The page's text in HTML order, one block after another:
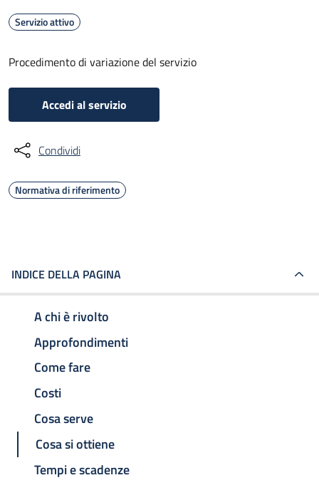
Servizio attivo
Procedimento di variazione del servizio
Accedi al servizio
Condividi
Normativa di riferimento
INDICE DELLA PAGINA
A chi è rivolto
Approfondimenti
Come fare
Costi
Cosa serve
Cosa si ottiene
Tempi e scadenze